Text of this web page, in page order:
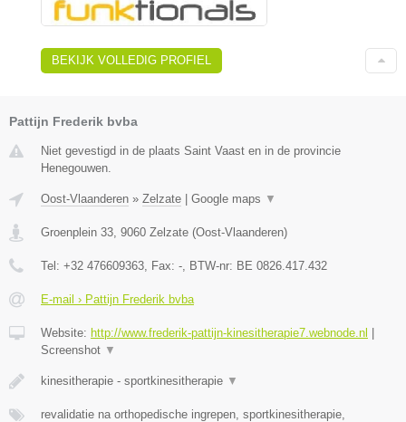
BEKIJK VOLLEDIG PROFIEL
Pattijn Frederik bvba
Niet gevestigd in de plaats Saint Vaast en in de provincie
Henegouwen.
Oost-Vlaanderen » Zelzate | Google maps ▼
Groenplein 33 9060 Zelzate (Oost-Vlaanderen)
Tel: +32 476609363 , Fax: - , BTW-nr: BE 0826.417.432
E-mail › Pattijn Frederik bvba
Website: http://www.frederik-pattijn-kinesitherapie7.webnode.nl |
Screenshot ▼
kinesitherapie - sportkinesitherapie ▼
revalidatie na orthopedische ingrepen, sportkinesitherapie,